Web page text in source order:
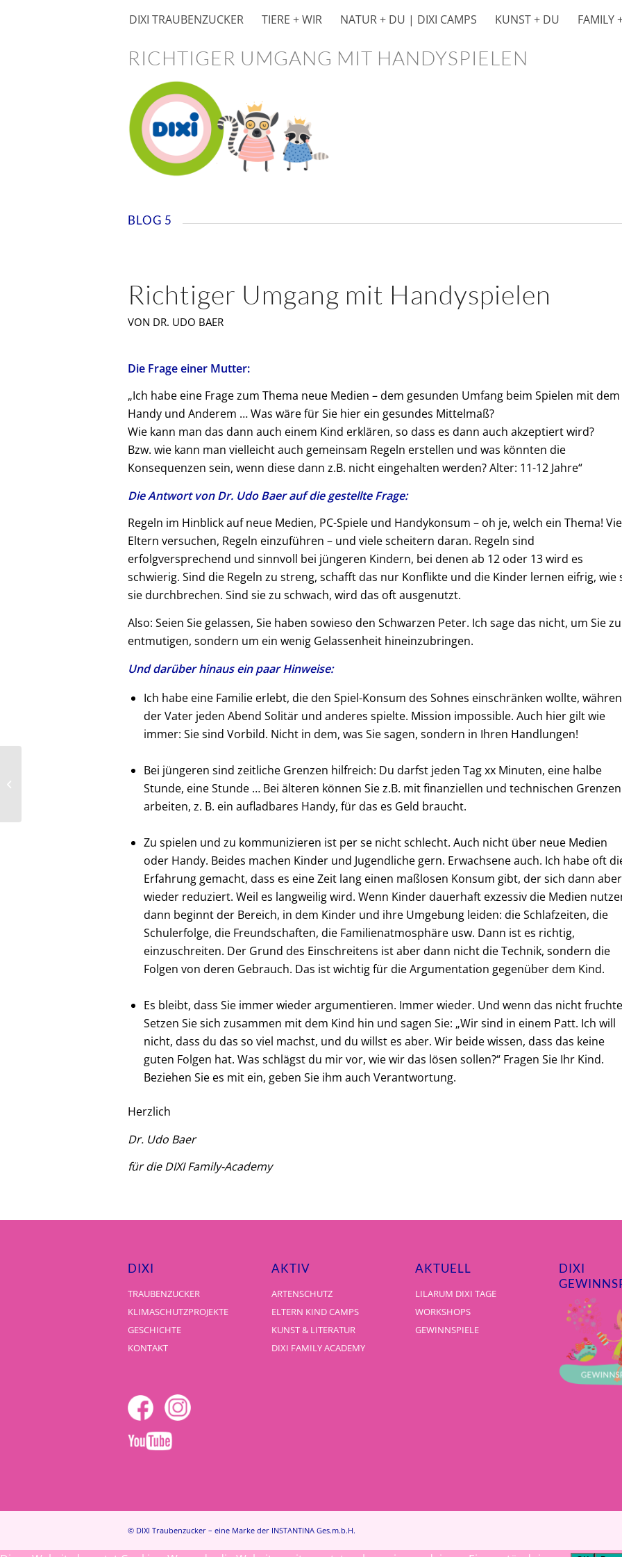
DIXI TRAUBENZUCKER TIERE + WIR NATUR + DU | DIXI CAMPS KUNST + DU FAMILY
RICHTIGER UMGANG MIT HANDYSPIELEN
BLOG 5
Richtiger Umgang mit Handyspielen
VON DR. UDO BAER
Die Frage einer Mutter:
„Ich habe eine Frage zum Thema neue Medien – dem gesunden Umfang beim Spielen mit dem
Handy und Anderem … Was wäre für Sie hier ein gesundes Mittelmaß?
Wie kann man das dann auch einem Kind erklären, so dass es dann auch akzeptiert wird?
Bzw. wie kann man vielleicht auch gemeinsam Regeln erstellen und was könnten die
Konsequenzen sein, wenn diese dann z.B. nicht eingehalten werden? Alter: 11-12 Jahre“
Die Antwort von Dr. Udo Baer auf die gestellte Frage:
Regeln im Hinblick auf neue Medien, PC-Spiele und Handykonsum – oh je, welch ein Thema!
Eltern versuchen, Regeln einzuführen – und viele scheitern daran. Regeln sind
erfolgversprechend und sinnvoll bei jüngeren Kindern, bei denen ab 12 oder 13 wird es
schwierig. Sind die Regeln zu streng, schafft das nur Konflikte und die Kinder lernen eifrig, wie
sie durchbrechen. Sind sie zu schwach, wird das oft ausgenutzt.
Also: Seien Sie gelassen, Sie haben sowieso den Schwarzen Peter. Ich sage das nicht, um Sie zu
entmutigen, sondern um ein wenig Gelassenheit hineinzubringen.
Und darüber hinaus ein paar Hinweise:
Ich habe eine Familie erlebt, die den Spiel-Konsum des Sohnes einschränken wollte,
der Vater jeden Abend Solitär und anderes spielte. Mission impossible. Auch hier gilt wie
immer: Sie sind Vorbild. Nicht in dem, was Sie sagen, sondern in Ihren Handlungen!
Bei jüngeren sind zeitliche Grenzen hilfreich: Du darfst jeden Tag xx Minuten, eine halbe
Stunde, eine Stunde … Bei älteren können Sie z.B. mit finanziellen und technischen Grenzen
arbeiten, z. B. ein aufladbares Handy, für das es Geld braucht.
Zu spielen und zu kommunizieren ist per se nicht schlecht. Auch nicht über neue Medien
oder Handy. Beides machen Kinder und Jugendliche gern. Erwachsene auch. Ich habe oft
Erfahrung gemacht, dass es eine Zeit lang einen maßlosen Konsum gibt, der sich dann aber
wieder reduziert. Weil es langweilig wird. Wenn Kinder dauerhaft exzessiv die Medien
dann beginnt der Bereich, in dem Kinder und ihre Umgebung leiden: die Schlafzeiten, die
Schulerfolge, die Freundschaften, die Familienatmosphäre usw. Dann ist es richtig,
einzuschreiten. Der Grund des Einschreitens ist aber dann nicht die Technik, sondern die
Folgen von deren Gebrauch. Das ist wichtig für die Argumentation gegenüber dem Kind.
Es bleibt, dass Sie immer wieder argumentieren. Immer wieder. Und wenn das nicht
Setzen Sie sich zusammen mit dem Kind hin und sagen Sie: „Wir sind in einem Patt. Ich will
nicht, dass du das so viel machst, und du willst es aber. Wir beide wissen, dass das keine
guten Folgen hat. Was schlägst du mir vor, wie wir das lösen sollen?“ Fragen Sie Ihr Kind.
Beziehen Sie es mit ein, geben Sie ihm auch Verantwortung.
Herzlich
Dr. Udo Baer
für die DIXI Family-Academy
DIXI
TRAUBENZUCKER
KLIMASCHUTZPROJEKTE
GESCHICHTE
KONTAKT
AKTIV
ARTENSCHUTZ
ELTERN KIND CAMPS
KUNST & LITERATUR
DIXI FAMILY ACADEMY
AKTUELL
LILARUM DIXI TAGE
WORKSHOPS
GEWINNSPIELE
DIXI
© DIXI Traubenzucker – eine Marke der INSTANTINA Ges.m.b.H.
Die Welt be-greifen. Beißen als